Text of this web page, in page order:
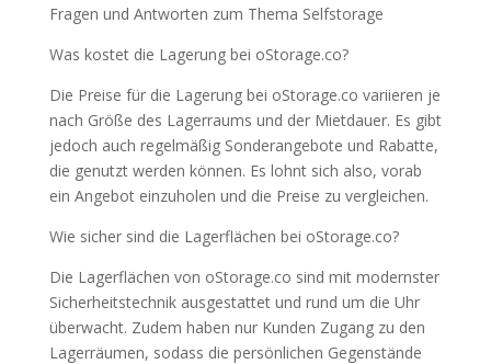
Fragen und Antworten zum Thema Selfstorage
Was kostet die Lagerung bei oStorage.co?
Die Preise für die Lagerung bei oStorage.co variieren je
nach Größe des Lagerraums und der Mietdauer. Es gibt
jedoch auch regelmäßig Sonderangebote und Rabatte,
die genutzt werden können. Es lohnt sich also, vorab
ein Angebot einzuholen und die Preise zu vergleichen.
Wie sicher sind die Lagerflächen bei oStorage.co?
Die Lagerflächen von oStorage.co sind mit modernster
Sicherheitstechnik ausgestattet und rund um die Uhr
überwacht. Zudem haben nur Kunden Zugang zu den
Lagerräumen, sodass die persönlichen Gegenstände